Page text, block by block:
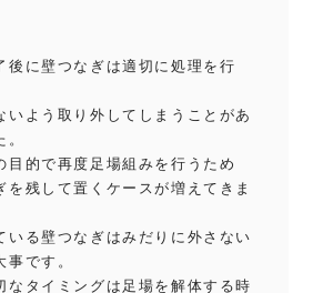
後に壁つなぎは適切に処理を行
いよう取り外してしまうことがあ
目的で再度足場組みを行うため
を残して置くケースが増えてきま
いる壁つなぎはみだりに外さない
です。
なタイミングは足場を解体する時